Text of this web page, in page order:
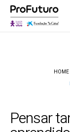
HOME
Pensar